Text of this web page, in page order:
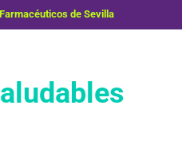
de Sevilla